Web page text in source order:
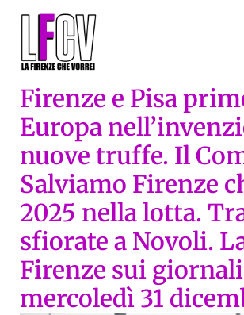
Firenze e Pisa
Europa
nuove truffe. Il
Salviamo Firenze
2025 nella lotta.
sfiorate a Novoli.
Firenze sui
mercoledì 31